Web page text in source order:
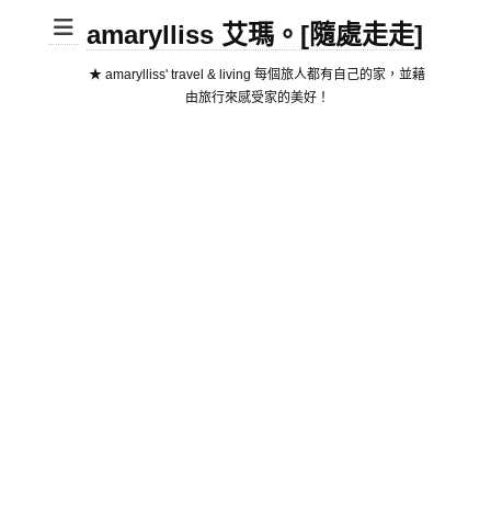
amarylliss 艾瑪。[隨處走走]
★ amarylliss' travel & living 每個旅人都有自己的家，並藉
由旅行來感受家的美好！